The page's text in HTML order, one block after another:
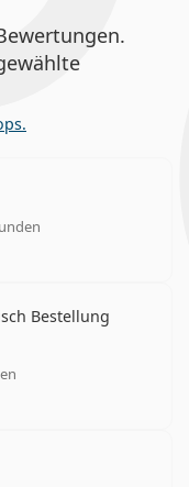
5
Bestellung
5